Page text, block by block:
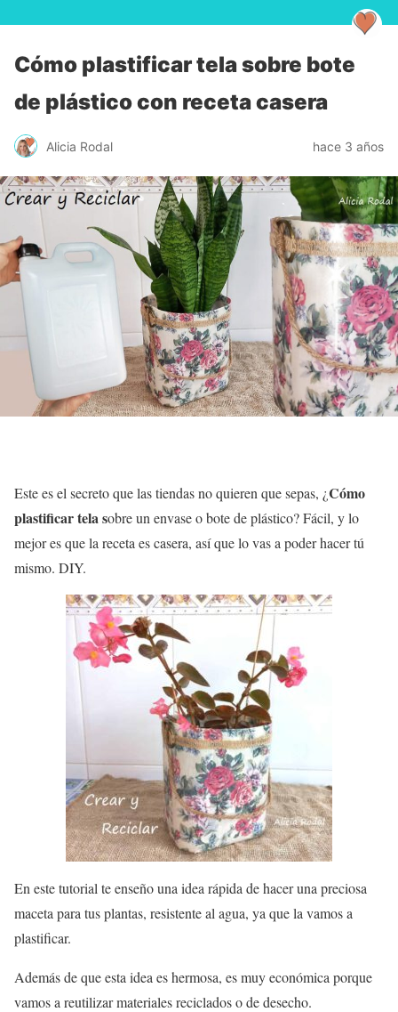
Cómo plastificar tela sobre bote
de plástico con receta casera
Alicia Rodal hace 3 años
Este es el secreto que las tiendas no quieren que sepas, ¿Cómo
plastificar tela sobre un envase o bote de plástico? Fácil, y lo
mejor es que la receta es casera, así que lo vas a poder hacer tú
mismo. DIY.
En este tutorial te enseño una idea rápida de hacer una preciosa
maceta para tus plantas, resistente al agua, ya que la vamos a
plastificar.
Además de que esta idea es hermosa, es muy económica porque
vamos a reutilizar materiales reciclados o de desecho.